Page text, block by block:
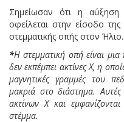
Σημείωσαν ότι η αύξηση
οφείλεται στην είσοδο
στεμματικής οπής στον Ήλιο.
*Η στεμματική οπή είναι
δεν εκπέμπει ακτίνες Χ, η
μαγνητικές γραμμές του
μακριά στο διάστημα.
ακτίνων Χ και
στέμμα.